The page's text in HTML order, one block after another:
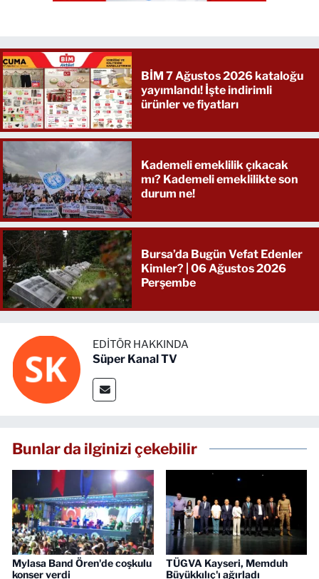
BİM 7 Ağustos 2026 kataloğu
yayımlandı! İşte indirimli
ürünler ve fiyatları
Kademeli emeklilik çıkacak
mı? Kademeli emeklilikte son
durum ne!
Bursa’da Bugün Vefat Edenler
Kimler? | 06 Ağustos 2026
Perşembe
EDITÖR HAKKINDA
Süper Kanal TV
Bunlar da ilginizi çekebilir
Mylasa Band Ören'de coşkulu
konser verdi
TÜGVA Kayseri, Memduh
Büyükkılıç'ı ağırladı